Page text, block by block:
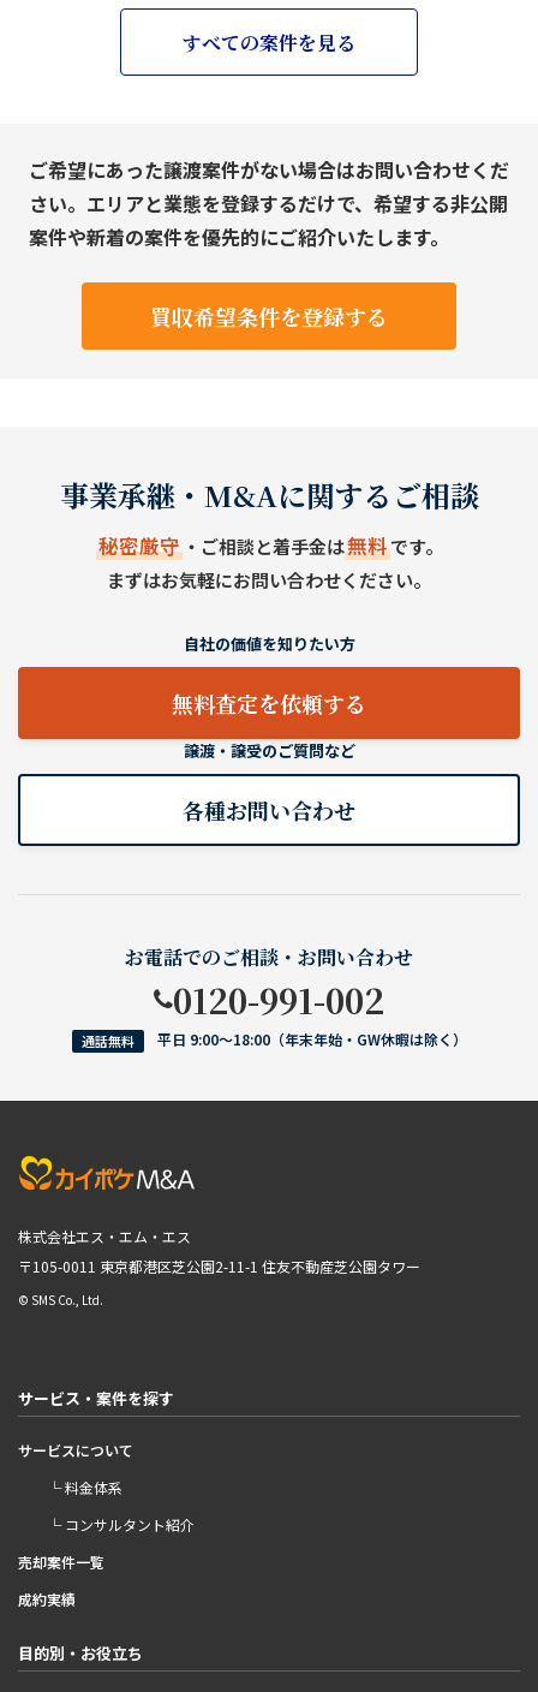
すべての案件を見る
ご希望にあった譲渡案件がない場合はお問い合わせくだ
さい。エリアと業態を登録するだけで、希望する非公開
案件や新着の案件を優先的にご紹介いたします。
買収希望条件を登録する
事業承継・M&Aに関するご相談
秘密厳守・ご相談と着手金は無料です。
まずはお気軽にお問い合わせください。
自社の価値を知りたい方
無料査定を依頼する
譲渡・譲受のご質問など
各種お問い合わせ
お電話でのご相談・お問い合わせ
0120-991-002
通話無料 平日 9:00〜18:00（年末年始・GW休暇は除く）
株式会社エス・エム・エス
〒105-0011 東京都港区芝公園2-11-1 住友不動産芝公園タワー
© SMS Co., Ltd.
サービス・案件を探す
サービスについて
└ 料金体系
└ コンサルタント紹介
売却案件一覧
成約実績
目的別・お役立ち